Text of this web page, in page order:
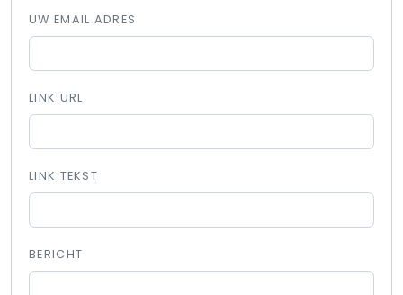
UW EMAIL ADRES
LINK URL
LINK TEKST
BERICHT